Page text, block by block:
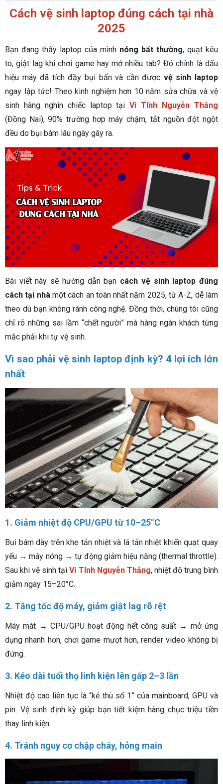
Cách vệ sinh laptop đúng cách tại nhà
2025
Bạn đang thấy laptop của mình nóng bất thường, quạt kêu
to, giật lag khi chơi game hay mở nhiều tab? Đó chính là dấu
hiệu máy đã tích đầy bụi bẩn và cần được vệ sinh laptop
ngay lập tức! Theo kinh nghiệm hơn 10 năm sửa chữa và vệ
sinh hàng nghìn chiếc laptop tạiVi Tính Nguyễn Thắng
(Đồng Nai), 90% trường hợp máy chậm, tắt nguồn đột ngột
đều do bụi bám lâu ngày gây ra.
Bài viết này sẽ hướng dẫn bạn cách vệ sinh laptop đúng
cách tại nhà một cách an toàn nhất năm 2025, từ A-Z, dễ làm
theo dù bạn không rành công nghệ. Đồng thời, chúng tôi cũng
chỉ rõ những sai lầm “chết người” mà hàng ngàn khách từng
mắc phải khi tự vệ sinh.
Vì sao phải vệ sinh laptop định kỳ? 4 lợi ích lớn
nhất
1. Giảm nhiệt độ CPU/GPU từ 10–25°C
Bụi bám dày trên khe tản nhiệt và lá tản nhiệt khiến quạt quay
yếu → máy nóng → tự động giảm hiệu năng (thermal throttle).
Sau khi vệ sinh tạiVi Tính Nguyễn Thắng, nhiệt độ trung bình
giảm ngay 15–20°C.
2. Tăng tốc độ máy, giảm giật lag rõ rệt
Máy mát → CPU/GPU hoạt động hết công suất → mở ứng
dụng nhanh hơn, chơi game mượt hơn, render video không bị
đứng.
3. Kéo dài tuổi thọ linh kiện lên gấp 2–3 lần
Nhiệt độ cao liên tục là “kẻ thù số 1” của mainboard, GPU và
pin. Vệ sinh định kỳ giúp bạn tiết kiệm hàng chục triệu tiền
thay linh kiện.
4. Tránh nguy cơ chập cháy, hỏng main